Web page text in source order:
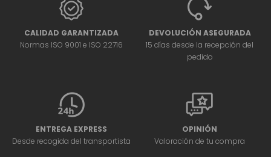
CALIDAD GARANTIZADA
Normas ISO 9001 e ISO 22716
DEVOLUCIÓN ASEGURADA
15 días desde la recepción del
pedido
ENTREGA EXPRESS
Desde recogida del transportista
OPINIÓN
Valoración de tu compra